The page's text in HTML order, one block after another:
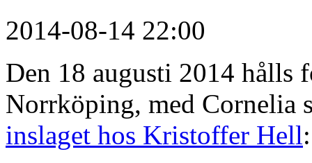
2014-08-14 22:00
Den 18 augusti 2014 hålls
Norrköping, med Cornelia
inslaget hos Kristoffer Hell: